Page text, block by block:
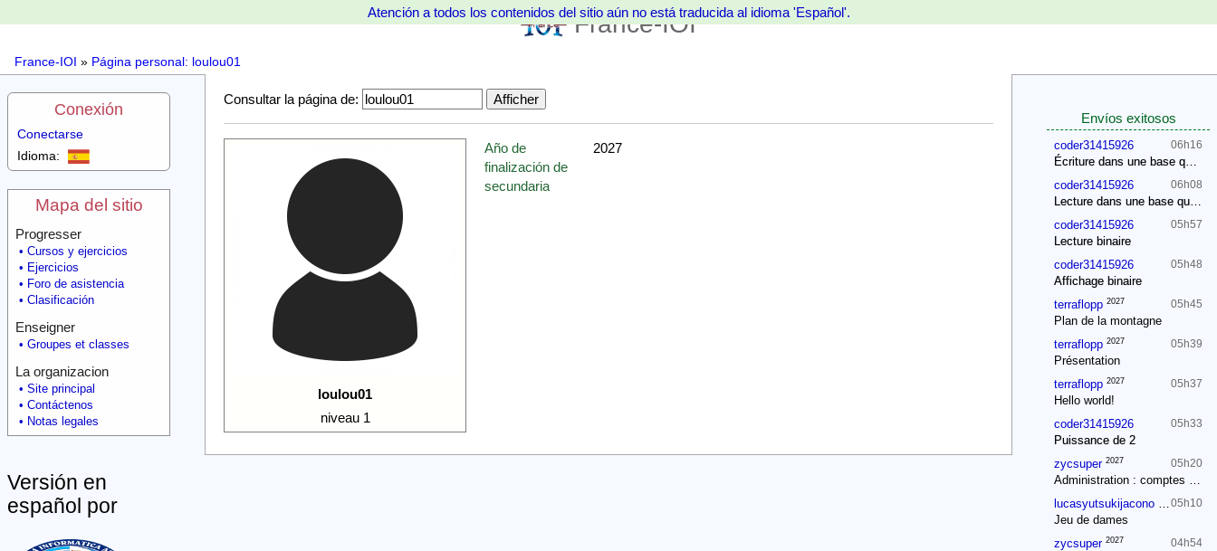
France-IOI
France-IOI » Página personal: loulou01
Atención a todos los contenidos del sitio aún no está traducida al idioma 'Español'.
Conexión
Conectarse
Idioma:
Mapa del sitio
Progresser
Cursos y ejercicios
Ejercicios
Foro de asistencia
Clasificación
Enseigner
Groupes et classes
La organizacion
Site principal
Contáctenos
Notas legales
Versión en
español por
Envíos exitosos
06h16
coder31415926
Écriture dans une base quelconque
06h08
coder31415926
Lecture dans une base quelconque
05h57
coder31415926
Lecture binaire
05h48
coder31415926
Affichage binaire
05h45
terraflopp 2027
Plan de la montagne
05h39
terraflopp 2027
Présentation
05h37
terraflopp 2027
Hello world!
05h33
coder31415926
Puissance de 2
05h20
zycsuper 2027
Administration : comptes annuels
05h10
lucasyutsukijacono 2030
Jeu de dames
04h54
zycsuper 2027
Consultar la página de:
loulou01
niveau 1
Año de
finalización de
secundaria
2027